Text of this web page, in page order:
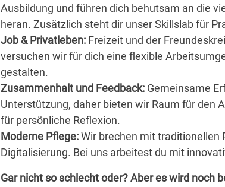
Ausbildung und führen dich behutsam an die
heran. Zusätzlich steht dir unser Skillslab für
Job & Privatleben: Freizeit und der
versuchen wir für dich eine flexible
gestalten.
Zusammenhalt und Feedback: Gemeinsame
Unterstützung, daher bieten wir Raum für den
für persönliche Reflexion.
Moderne Pflege:Wir brechen mit traditionellen
Digitalisierung. Bei uns arbeitest du mit
Gar nicht so schlecht oder? Aber es wird noch